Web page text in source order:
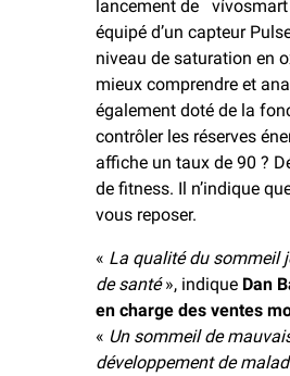
o
o
i
n
lancement de vívosmart
équipé d’un capteur
niveau de saturation en
mieux comprendre et
également doté de la
contrôler les réserves
affiche un taux de 90 ?
de fitness. Il n’indique
vous reposer.
« La qualité du sommeil
de santé», indique Dan
en charge des ventes
« Un sommeil de
développement de